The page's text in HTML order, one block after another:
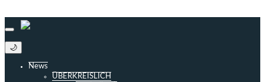
🌙
News
ÜBERKREISLICH